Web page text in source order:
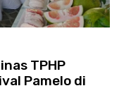
TPHP
Pamelo di